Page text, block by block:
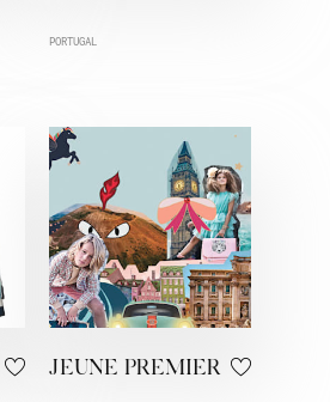
PORTUGAL
JEUNE PREMIER